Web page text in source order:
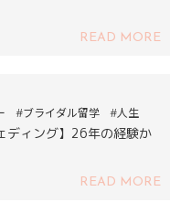
READ MORE
#ブライダル留学 #人生
ディング】26年の経験か
READ MORE